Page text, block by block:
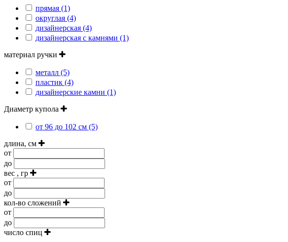
прямая (1)
округлая (4)
дизайнерская (4)
дизайнерская с камнями (1)
материал ручки
металл (5)
пластик (4)
дизайнерские камни (1)
Диаметр купола
от 96 до 102 см (5)
длина, см
от
до
вес , гр
от
до
кол-во сложений
от
до
число спиц